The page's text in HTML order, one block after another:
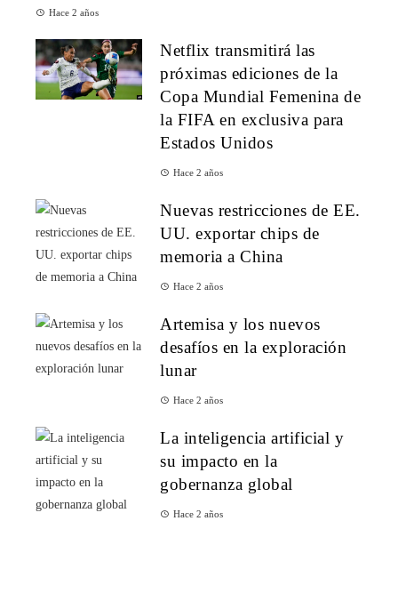
Hace 2 años
Netflix transmitirá las
próximas ediciones de la
Copa Mundial Femenina de
la FIFA en exclusiva para
Estados Unidos
Hace 2 años
Nuevas restricciones de EE.
UU. exportar chips de
memoria a China
Hace 2 años
Artemisa y los nuevos
desafíos en la exploración
lunar
Hace 2 años
La inteligencia artificial y
su impacto en la
gobernanza global
Hace 2 años